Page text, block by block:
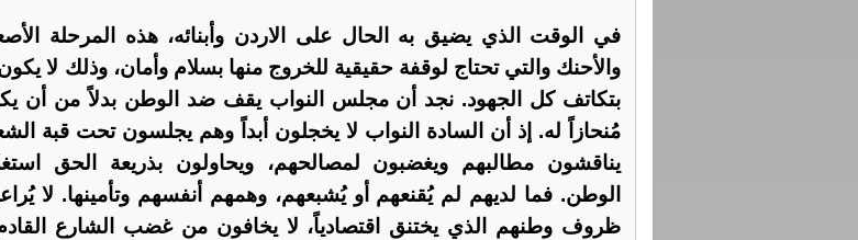
في الوقت الذي يضيق به الحال على الاردن وأبنائه، هذه المرحلة
والأحنك والتي تحتاج لوقفة حقيقية للخروج منها بسلام وأمان، وذلك لا يكون
بتكاتف كل الجهود. نجد أن مجلس النواب يقف ضد الوطن بدلاً من أن
مُنحازاً له. إذ أن السادة النواب لا يخجلون أبداً وهم يجلسون تحت قبة
يناقشون مطالبهم ويغضبون لمصالحهم، ويحاولون بذريعة الحق
الوطن. فما لديهم لم يُقنعهم أو يُشبعهم، وهمهم أنفسهم وتأمينها. لا
ظروف وطنهم الذي يختنق اقتصادياً، لا يخافون من غضب الشارع